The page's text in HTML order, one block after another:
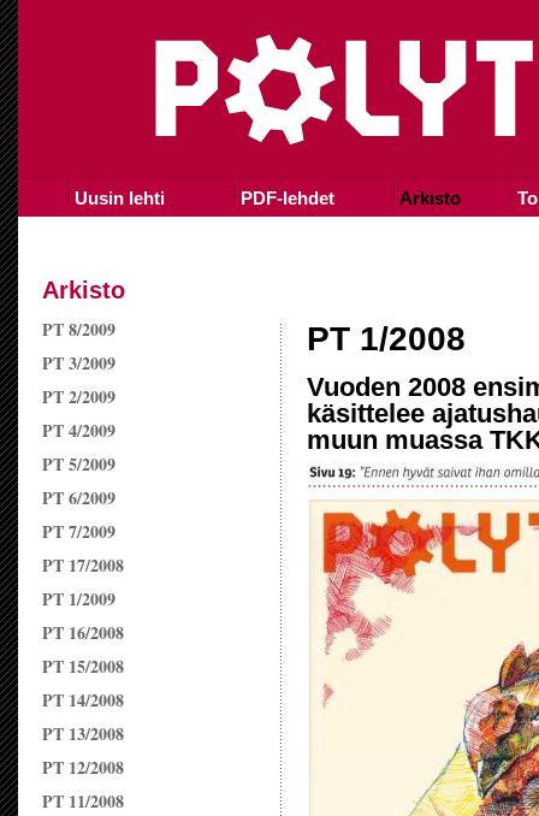
Uusin lehti PDF-lehdet Arkisto
Arkisto
PT 8/2009
PT 3/2009
PT 2/2009
PT 4/2009
PT 5/2009
PT 6/2009
PT 7/2009
PT 17/2008
PT 1/2009
PT 16/2008
PT 15/2008
PT 14/2008
PT 13/2008
PT 12/2008
PT 11/2008
PT 1/2008
Vuoden 2008
käsittelee
muun muassa